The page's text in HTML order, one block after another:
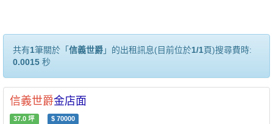
共有1筆關於「 信義世爵」的出租訊息(目前位於1/1頁)搜尋費時:
0.0015 秒
信義世爵金店面
37.0 坪 $ 70000